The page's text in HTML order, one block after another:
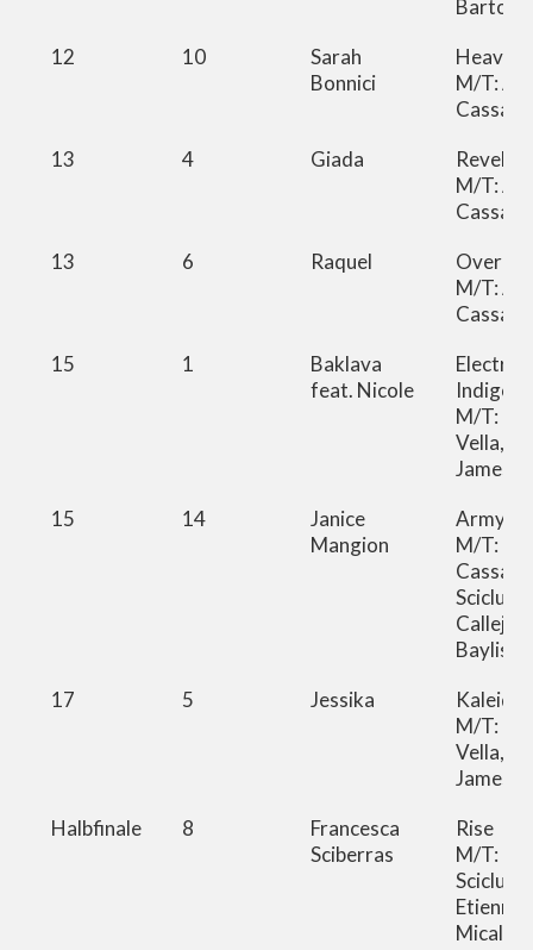
Bartolo
12
10
Sarah
Bonnici
Heaven
M/T:
Cassar
13
4 Giada
M/T:
Cassar
13
6 Raquel
Over
M/T:
Cassar
15
1
Baklava
feat. Nicole
Electric
Indigo
M/T:
Vella,
James
15
14
Janice
Mangion
Army
M/T:
Cassar,
Calleja
Bayliss
17
5 Jessika
M/T:
Vella,
James
Halbfinale
8
Francesca
Sciberras
Rise
M/T:
Scicluna,
Etienne
Micallef